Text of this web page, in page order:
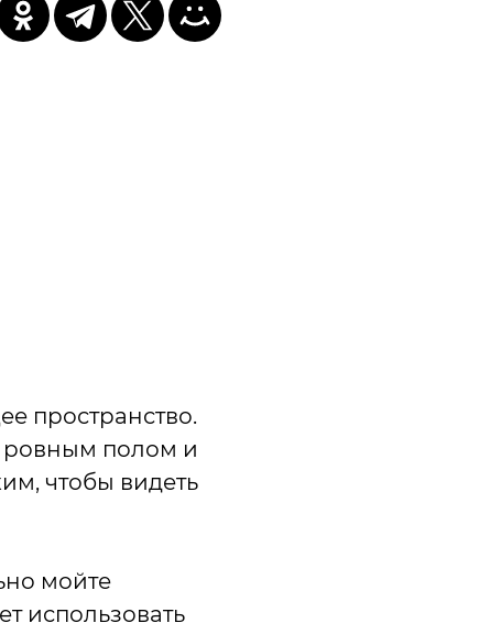
пространство.
ровным полом и
чтобы видеть
мойте
использовать